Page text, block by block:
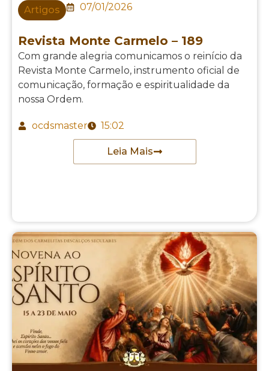
Artigos 07/01/2026
Revista Monte Carmelo – 189
Com grande alegria comunicamos o reinício da
Revista Monte Carmelo, instrumento oficial de
comunicação, formação e espiritualidade da
nossa Ordem.
ocdsmaster 15:02
Leia Mais